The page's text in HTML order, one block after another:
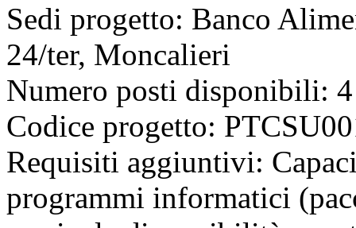
Sedi progetto: Banco
24/ter, Moncalieri
Numero posti disponibili: 4
Codice progetto:
Requisiti aggiuntivi:
programmi informatici